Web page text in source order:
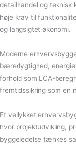
detailhandel og
høje krav til
og langsigtet økonomi.
Moderne
bæredygtighed,
forhold som LCA-
fremtidssikring som en
Et vellykket
hvor projektudvikling,
byggeledelse tænkes